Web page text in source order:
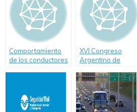
Comportamiento
de los conductores
XVI Congreso
Argentino de
22 al 26 de Octubre
de 2012 Ciudad de
Córdoba-
Argentina